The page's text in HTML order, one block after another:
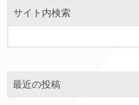
サイト内検索
最近の投稿